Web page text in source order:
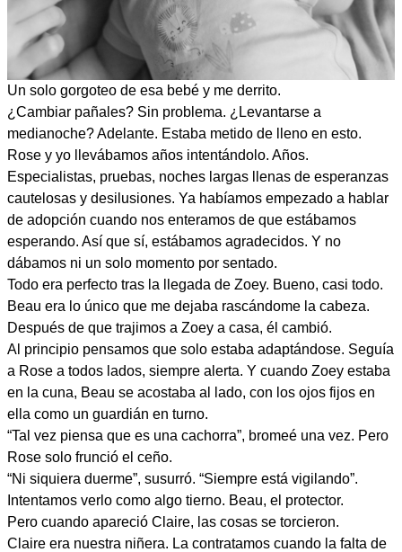
Un solo gorgoteo de esa bebé y me derrito.
¿Cambiar pañales? Sin problema. ¿Levantarse a
medianoche? Adelante. Estaba metido de lleno en esto.
Rose y yo llevábamos años intentándolo. Años.
Especialistas, pruebas, noches largas llenas de esperanzas
cautelosas y desilusiones. Ya habíamos empezado a hablar
de adopción cuando nos enteramos de que estábamos
esperando. Así que sí, estábamos agradecidos. Y no
dábamos ni un solo momento por sentado.
Todo era perfecto tras la llegada de Zoey. Bueno, casi todo.
Beau era lo único que me dejaba rascándome la cabeza.
Después de que trajimos a Zoey a casa, él cambió.
Al principio pensamos que solo estaba adaptándose. Seguía
a Rose a todos lados, siempre alerta. Y cuando Zoey estaba
en la cuna, Beau se acostaba al lado, con los ojos fijos en
ella como un guardián en turno.
“Tal vez piensa que es una cachorra”, bromeé una vez. Pero
Rose solo frunció el ceño.
“Ni siquiera duerme”, susurró. “Siempre está vigilando”.
Intentamos verlo como algo tierno. Beau, el protector.
Pero cuando apareció Claire, las cosas se torcieron.
Claire era nuestra niñera. La contratamos cuando la falta de